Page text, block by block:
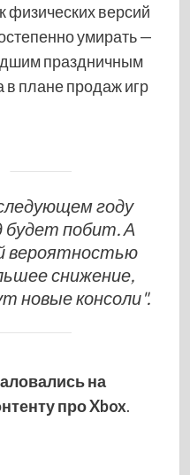
физических версий
умирать —
праздничным
в плане продаж игр
году
побит. А
вероятностью
снижение,
новые консоли".
на
про Xbox.